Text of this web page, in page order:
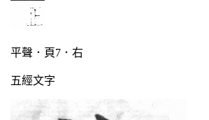
平聲．頁7．右
五經文字